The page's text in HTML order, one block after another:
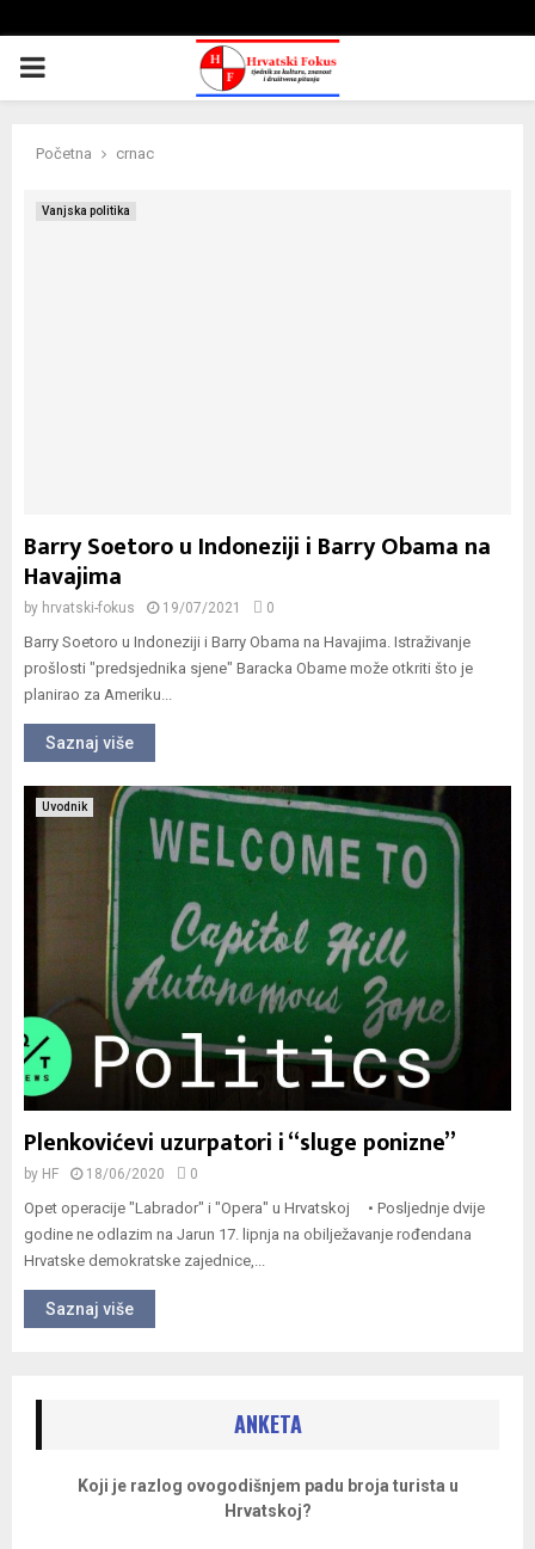
PRIMARY
Početna crnac
Vanjska politika
Barry Soetoro u Indoneziji i Barry Obama na
Havajima
by hrvatski-fokus 19/07/2021 0
Barry Soetoro u Indoneziji i Barry Obama na Havajima. Istraživanje
prošlosti "predsjednika sjene" Baracka Obame može otkriti što je
planirao za Ameriku...
Saznaj više
Uvodnik
Plenkovićevi uzurpatori i “sluge ponizne”
by HF 18/06/2020 0
Opet operacije "Labrador" i "Opera" u Hrvatskoj • Posljednje dvije
godine ne odlazim na Jarun 17. lipnja na obilježavanje rođendana
Hrvatske demokratske zajednice,...
Saznaj više
ANKETA
Koji je razlog ovogodišnjem padu broja turista u
Hrvatskoj?